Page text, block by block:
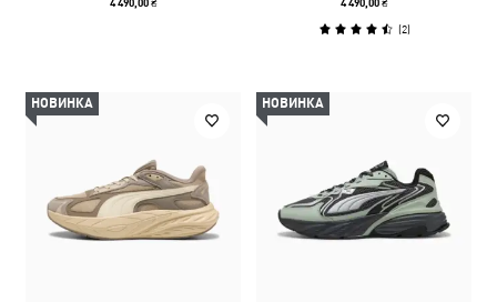
4 490,00 ₴ 4 490,00 ₴
(2)
НОВИНКА НОВИНКА